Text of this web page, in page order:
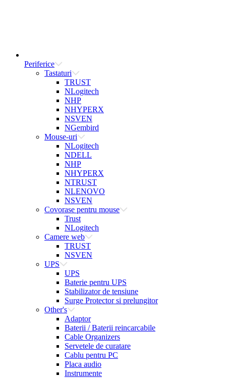
Periferice
Tastaturi
TRUST
NLogitech
NHP
NHYPERX
NSVEN
NGembird
Mouse-uri
NLogitech
NDELL
NHP
NHYPERX
NTRUST
NLENOVO
NSVEN
Covorase pentru mouse
Trust
NLogitech
Camere web
TRUST
NSVEN
UPS
UPS
Baterie pentru UPS
Stabilizator de tensiune
Surge Protector si prelungitor
Other's
Adaptor
Baterii / Baterii reincarcabile
Cable Organizers
Servetele de curatare
Cablu pentru PC
Placa audio
Instrumente